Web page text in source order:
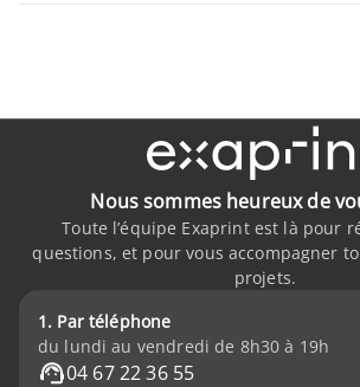
Nous sommes heureux de
Toute l’équipe Exaprint est là pour
questions, et pour vous accompagner
projets.
1. Par téléphone
du lundi au vendredi de 8h30 à 19h
04 67 22 36 55